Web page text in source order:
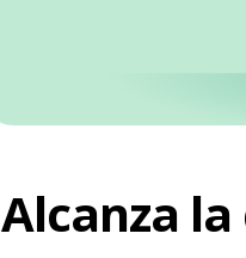
Alcanza